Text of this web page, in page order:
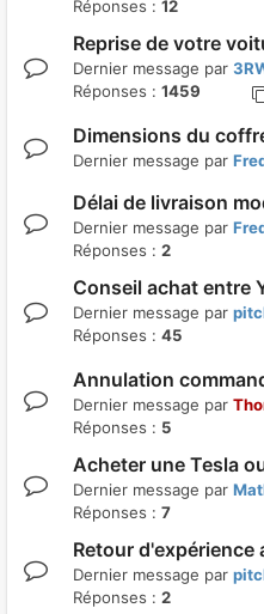
Réponses : 12
Reprise de votre
Dernier message par
Réponses : 1459
Dimensions du
Dernier message par
Délai de livraison
Dernier message par
Réponses : 2
Conseil achat entre
Dernier message par
Réponses : 45
Annulation
Dernier message par
Réponses : 5
Acheter une Tesla
Dernier message par
Réponses : 7
Retour
Dernier message par
Réponses : 2